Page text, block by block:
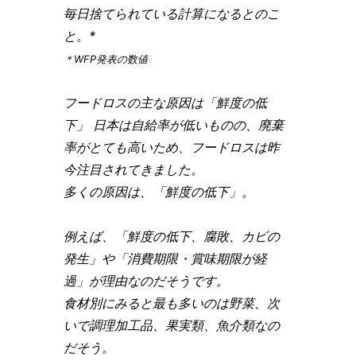
毎日捨てられている計算になるとのこ
と。*
＊WFP発表の数値
フードロスの主な原因は「鮮度の低
下」 日本は自給率が低いものの、廃棄
率がとても高いため、フードロスは昨
今注目されてきました。
多くの原因は、「鮮度の低下」。
例えば、「鮮度の低下、腐敗、カビの
発生」や「消費期限・賞味期限が経
過」が理由なのだそうです。
食材別にみると最も多いのは野菜、次
いで調理加工品、果実類、魚介類なの
だそう。